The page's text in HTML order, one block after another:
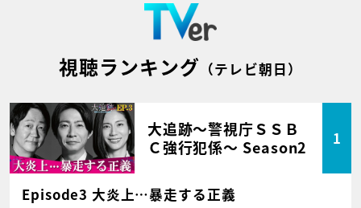
視聴ランキング （テレビ朝日）
大追跡～警視庁ＳＳＢ
Ｃ強行犯係～ Season2
1
Episode3 大炎上…暴走する正義